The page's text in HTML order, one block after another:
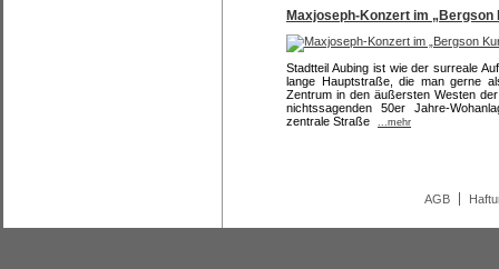
Maxjoseph-Konzert im
Stadtteil Aubing ist wie der surreale
lange Hauptstraße, die man gerne
Zentrum in den äußersten Westen
nichtssagenden 50er Jahre-
zentrale Straße
...mehr
AGB